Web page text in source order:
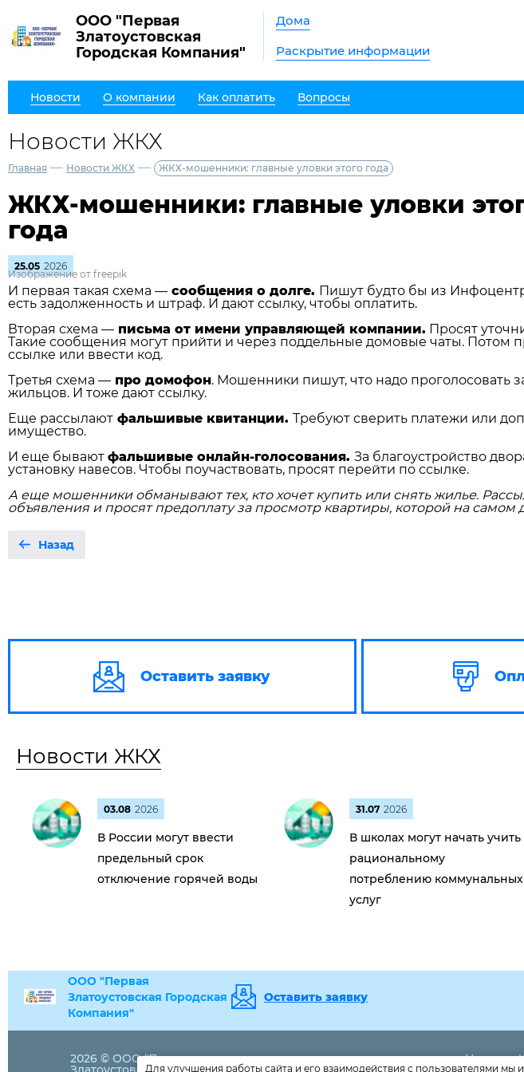
ООО "Первая
Златоустовская
Городская Компания"
Дома
Раскрытие информации
Новости О компании Как оплатить Вопросы
Новости ЖКХ
Главная — Новости ЖКХ — ЖКХ-мошенники: главные уловки этого года
ЖКХ-мошенники: главные уловки
года
25.05 2026
Изображение от freepik
И первая такая схема — сообщения о долге. Пишут будто бы из
есть задолженность и штраф. И дают ссылку, чтобы оплатить.
Вторая схема — письма от имени управляющей компании. Просят
Такие сообщения могут прийти и через поддельные домовые чаты. Потом
ссылке или ввести код.
Третья схема — про домофон. Мошенники пишут, что надо проголосовать
жильцов. И тоже дают ссылку.
Еще рассылают фальшивые квитанции. Требуют сверить платежи или
имущество.
И еще бывают фальшивые онлайн‑голосования. За благоустройство
установку навесов. Чтобы поучаствовать, просят перейти по ссылке.
А еще мошенники обманывают тех, кто хочет купить или снять жилье.
объявления и просят предоплату за просмотр квартиры, которой на самом
Назад
Оставить заявку
Новости ЖКХ
03.08 2026
В России могут ввести
предельный срок
отключение горячей воды
31.07 2026
В школах могут начать учить
рациональному
потреблению коммунальных
услуг
ООО "Первая
Златоустовская Городская
Компания"
Оставить заявку
2026 © ООО "Первая
Новости
Для улучшения работы сайта и его взаимодействия с пользователями